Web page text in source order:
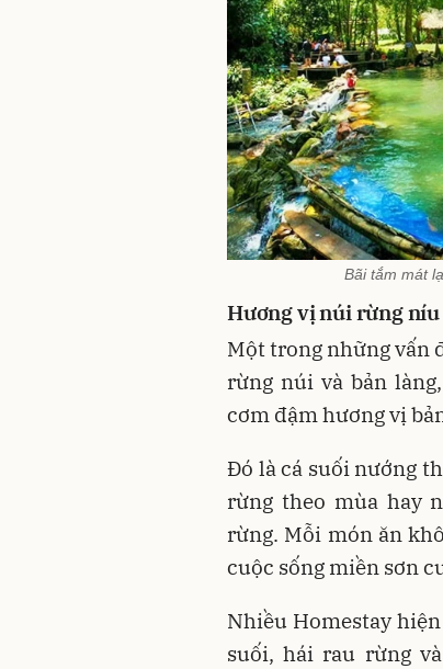
Bãi tắm mát
Hương vị núi rừng
Một trong những vấn
rừng núi và bản
cơm đậm hương vị
Đó là cá suối nướng
rừng theo mùa hay
rừng. Mỗi món ăn
cuộc sống miền sơn
Nhiều Homestay
suối, hái rau rừng